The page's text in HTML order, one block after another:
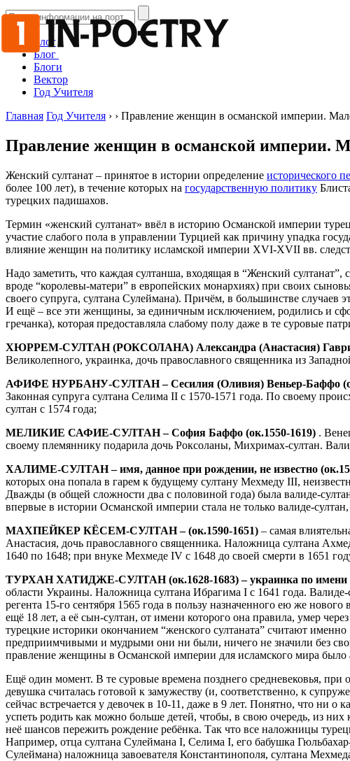
Блог
Блог
Блоги
Вектор
Год Учителя
Главная Год Учителя › › Правление женщин в османской империи.
Правление женщин в османской империи.
Женский султанат – принятое в истории определение исторического
более 100 лет), в течение которых на государственную политику
турецких падишахов.
Термин «женский султанат» ввёл в историю Османской империи
участие слабого пола в управлении Турцией как причину упадка
влияние женщин на политику исламской империи XVI-XVII вв.
Надо заметить, что каждая султанша, входящая в “Женский султанат”,
вроде “королевы-матери” в европейских монархиях) при своих
своего супруга, султана Сулеймана). Причём, в большинстве
И ещё – все эти женщины, за единичным исключением, родились и
гречанка), которая предоставляла слабому полу даже в те суровые
ХЮРРЕМ-СУЛТАН (РОКСОЛАНА) Александра (Анастасия)
Великолепного, украинка, дочь православного священника из
АФИФЕ НУРБАНУ-СУЛТАН – Сесилия (Оливия) Веньер-Баффо
Законная супруга султана Селима II с 1570-1571 года. По своему
султан с 1574 года;
МЕЛИКИЕ САФИЕ-СУЛТАН – София Баффо (ок.1550-1619) .
своему племяннику подарила дочь Роксоланы, Михримах-султан.
ХАЛИМЕ-СУЛТАН – имя, данное при рождении, не известно
которых она попала в гарем к будущему султану Мехмеду III,
Дважды (в общей сложности два с половиной года) была валиде-
впервые в истории Османской империи стала не только валиде-
МАХПЕЙКЕР КЁСЕМ-СУЛТАН – (ок.1590-1651) – самая
Анастасия, дочь православного священника. Наложница султана
1640 по 1648; при внуке Мехмеде IV с 1648 до своей смерти в 1651
ТУРХАН ХАТИДЖЕ-СУЛТАН (ок.1628-1683) – украинка по имени
области Украины. Наложница султана Ибрагима I с 1641 года. Валиде-
регента 15-го сентября 1565 года в пользу назначенного ею же
ещё 18 лет, а её сын-султан, от имени которого она правила, умер
турецкие историки окончанием “женского султаната” считают
предприимчивыми и мудрыми они ни были, ничего не значили без
правление женщины в Османской империи для исламского мира было
Ещё один момент. В те суровые времена позднего средневековья,
девушка считалась готовой к замужеству (и, соответственно, к
сейчас встречается у девочек в 10-11, даже в 9 лет. Понятно, что ни
успеть родить как можно больше детей, чтобы, в свою очередь, из
неё шансов пережить рождение ребёнка. Так что все наложницы
Например, отца султана Сулеймана I, Селима I, его бабушка
Сулеймана) наложница завоевателя Константинополя, султана